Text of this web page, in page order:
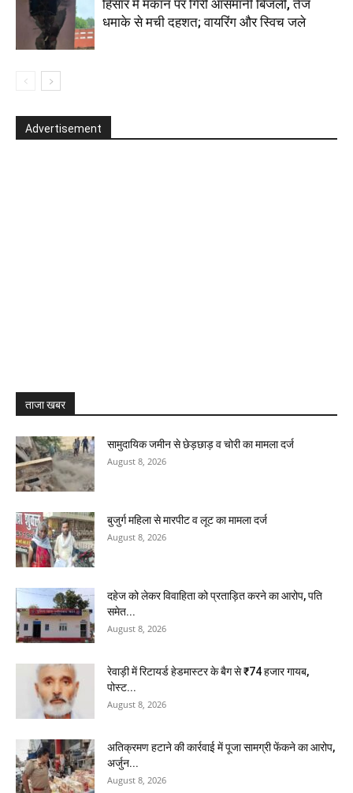
हिसार में मकान पर गिरी आसमानी बिजली, तेज
धमाके से मची दहशत; वायरिंग और स्विच जले
Advertisement
ताजा खबर
सामुदायिक जमीन से छेड़छाड़ व चोरी का मामला दर्ज
August 8, 2026
बुजुर्ग महिला से मारपीट व लूट का मामला दर्ज
August 8, 2026
दहेज को लेकर विवाहिता को प्रताड़ित करने का आरोप, पति
समेत...
August 8, 2026
रेवाड़ी में रिटायर्ड हेडमास्टर के बैग से ₹74 हजार गायब,
पोस्ट...
August 8, 2026
अतिक्रमण हटाने की कार्रवाई में पूजा सामग्री फेंकने का आरोप,
अर्जुन...
August 8, 2026